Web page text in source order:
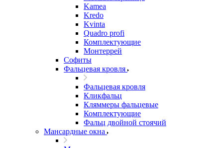
Kamea
Kredo
Kvinta
Quadro profi
Комплектующие
Монтеррей
Софиты
Фальцевая кровля
Фальцевая кровля
Кликфальц
Кляммеры фальцевые
Комплектующие
Фальц двойной стоячий
Мансардные окна